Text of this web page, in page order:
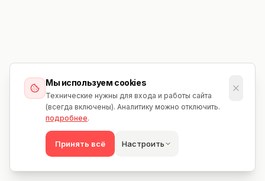
Мы используем cookies
Технические нужны для входа и работы сайта
(всегда включены). Аналитику можно отключить.
подробнее.
Принять всё Настроить